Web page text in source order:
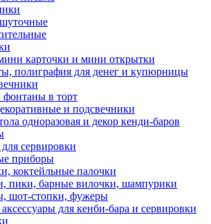
карточки и мини открытки
полиграфия для денег и купюрницы
в торт
и подсвечники
одноразовая и декор кенди-баров
сервировки
приборы
коктейльные палочки
пики, барные вилочки, шампурики
шот-стопки, фужеры
для кенби-бара и сервировки